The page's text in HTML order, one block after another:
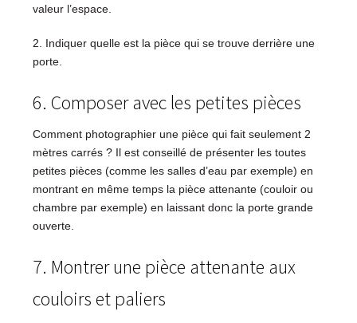
valeur l’espace.
2. Indiquer quelle est la pièce qui se trouve derrière une
porte.
6. Composer avec les petites pièces
Comment photographier une pièce qui fait seulement 2
mètres carrés ? Il est conseillé de présenter les toutes
petites pièces (comme les salles d’eau par exemple) en
montrant en même temps la pièce attenante (couloir ou
chambre par exemple) en laissant donc la porte grande
ouverte.
7. Montrer une pièce attenante aux
couloirs et paliers